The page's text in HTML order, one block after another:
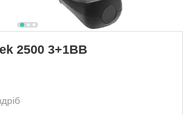
2500 3+1BB